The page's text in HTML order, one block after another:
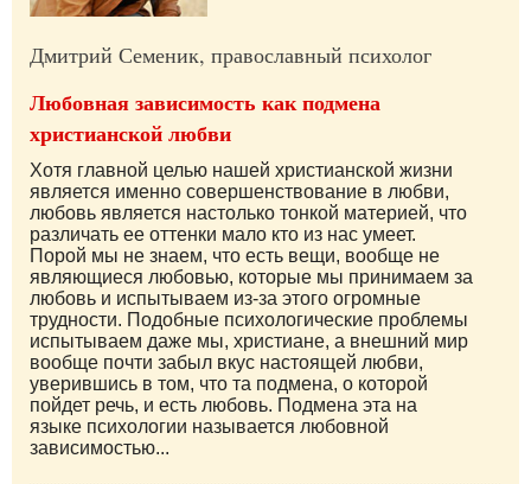
Дмитрий Семеник, православный психолог
Любовная зависимость как подмена
христианской любви
Хотя главной целью нашей христианской жизни
является именно совершенствование в любви,
любовь является настолько тонкой материей, что
различать ее оттенки мало кто из нас умеет.
Порой мы не знаем, что есть вещи, вообще не
являющиеся любовью, которые мы принимаем за
любовь и испытываем из-за этого огромные
трудности. Подобные психологические проблемы
испытываем даже мы, христиане, а внешний мир
вообще почти забыл вкус настоящей любви,
уверившись в том, что та подмена, о которой
пойдет речь, и есть любовь. Подмена эта на
языке психологии называется любовной
зависимостью...